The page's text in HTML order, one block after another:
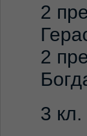
2
2
3 кл.